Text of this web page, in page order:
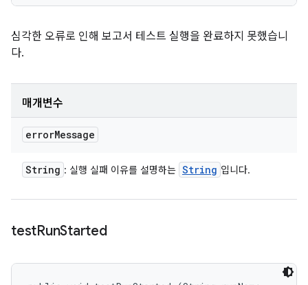
심각한 오류로 인해 보고서 테스트 실행을 완료하지 못했습니
다.
매개변수
errorMessage
String : 실행 실패 이유를 설명하는 String 입니다.
testRunStarted